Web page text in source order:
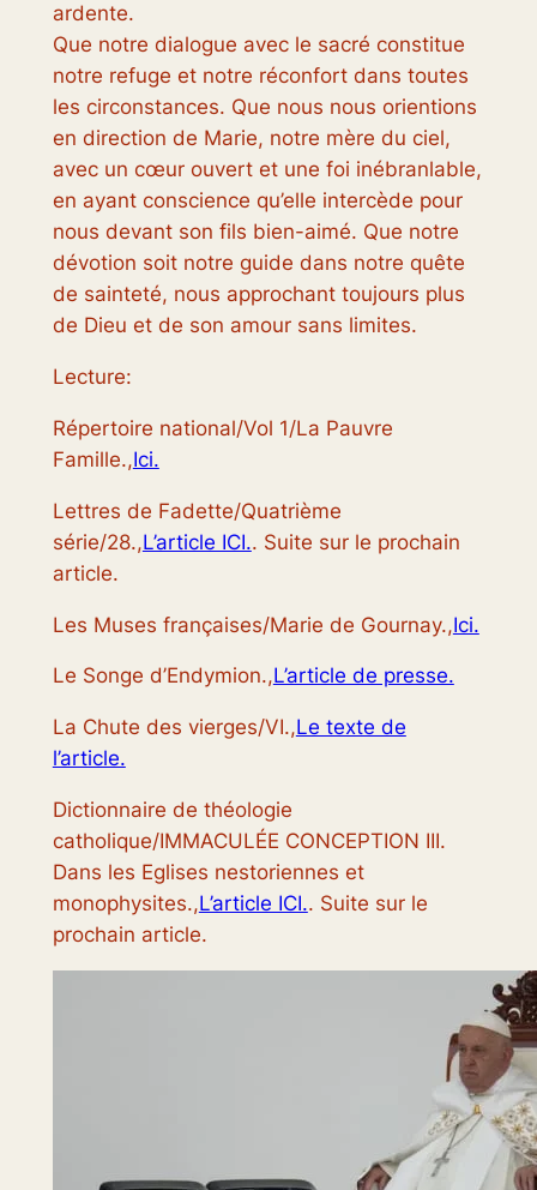
ardente.
Que notre dialogue avec le sacré constitue
notre refuge et notre réconfort dans toutes
les circonstances. Que nous nous orientions
en direction de Marie, notre mère du ciel,
avec un cœur ouvert et une foi inébranlable,
en ayant conscience qu’elle intercède pour
nous devant son fils bien-aimé. Que notre
dévotion soit notre guide dans notre quête
de sainteté, nous approchant toujours plus
de Dieu et de son amour sans limites.
Lecture:
Répertoire national/Vol 1/La Pauvre
Famille.,Ici.
Lettres de Fadette/Quatrième
série/28.,L’article ICI.. Suite sur le prochain
article.
Les Muses françaises/Marie de Gournay.,Ici.
Le Songe d’Endymion.,L’article de presse.
La Chute des vierges/VI.,Le texte de
l’article.
Dictionnaire de théologie
catholique/IMMACULÉE CONCEPTION III.
Dans les Eglises nestoriennes et
monophysites.,L’article ICI.. Suite sur le
prochain article.